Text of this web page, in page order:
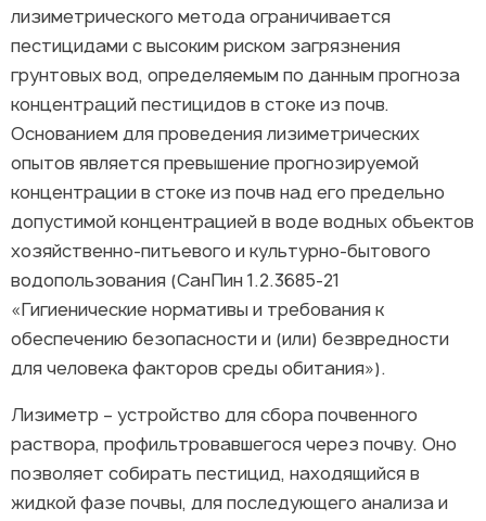
лизиметрического метода ограничивается
пестицидами с высоким риском загрязнения
грунтовых вод, определяемым по данным прогноза
концентраций пестицидов в стоке из почв.
Основанием для проведения лизиметрических
опытов является превышение прогнозируемой
концентрации в стоке из почв над его предельно
допустимой концентрацией в воде водных объектов
хозяйственно-питьевого и культурно-бытового
водопользования (СанПин 1.2.3685-21
«Гигиенические нормативы и требования к
обеспечению безопасности и (или) безвредности
для человека факторов среды обитания»).
Лизиметр – устройство для сбора почвенного
раствора, профильтровавшегося через почву. Оно
позволяет собирать пестицид, находящийся в
жидкой фазе почвы, для последующего анализа и